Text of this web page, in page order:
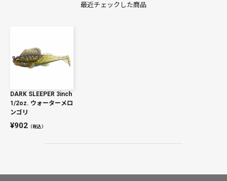
最近チェックした商品
DARK SLEEPER 3inch
1/2oz. ウォーターメロ
ンゴリ
902 （税込）